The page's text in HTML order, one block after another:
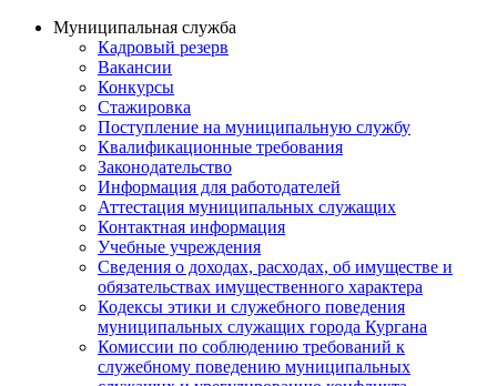
Муниципальная служба
Кадровый резерв
Вакансии
Конкурсы
Стажировка
Поступление на муниципальную службу
Квалификационные требования
Законодательство
Информация для работодателей
Аттестация муниципальных служащих
Контактная информация
Учебные учреждения
Сведения о доходах, расходах, об имуществе и
обязательствах имущественного характера
Кодексы этики и служебного поведения
муниципальных служащих города Кургана
Комиссии по соблюдению требований к
служебному поведению муниципальных